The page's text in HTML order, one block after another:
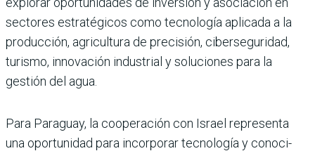
sectores estratégicos como tecnología aplicada a la
producción, agri­cultura de precisión, ciberse­guridad,
turismo, innovación industrial y soluciones para la
gestión del agua.
Para Paraguay, la coopera­ción con Israel representa
una oportunidad para incor­porar tecnología y conoci­